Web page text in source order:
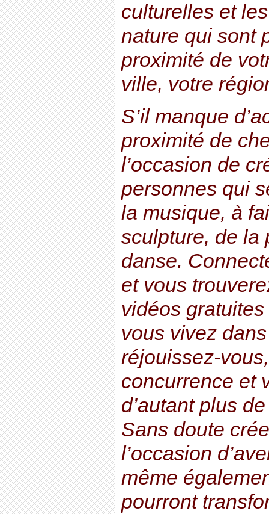
culturelles et
nature qui sont
proximité de
ville, votre
S’il manque
proximité de
l’occasion de
personnes qui
la musique, à
sculpture, de la
danse.
et vous
vidéos
vous vivez
réjouissez-
concurrence et
d’autant plus
Sans doute
l’occasion
même
pourront